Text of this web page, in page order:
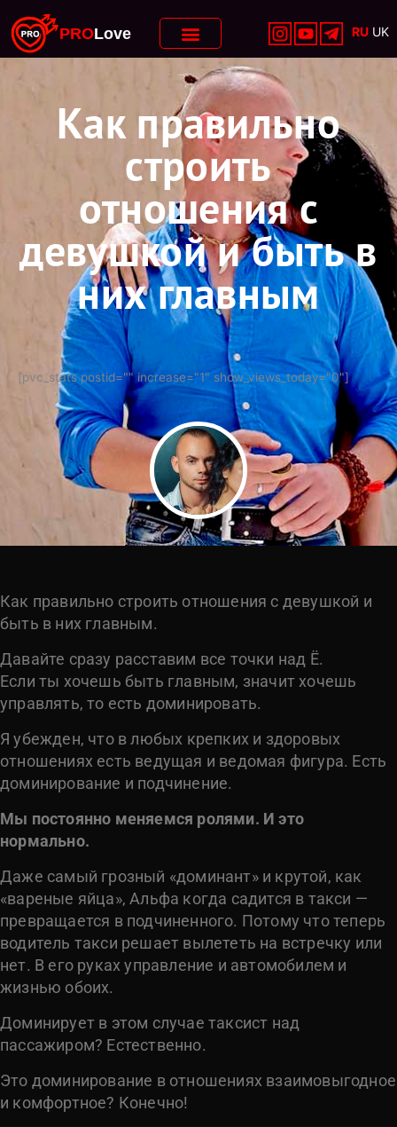
PROLove RU UK
Как правильно
строить
отношения с
девушкой и быть в
них главным
[pvc_stats postid="" increase="1" show_views_today="0"]
Как правильно строить отношения с девушкой и
быть в них главным.
Давайте сразу расставим все точки над Ё.
Если ты хочешь быть главным, значит хочешь
управлять, то есть доминировать.
Я убежден, что в любых крепких и здоровых
отношениях есть ведущая и ведомая фигура. Есть
доминирование и подчинение.
Мы постоянно меняемся ролями. И это
нормально.
Даже самый грозный «доминант» и крутой, как
«вареные яйца», Альфа когда садится в такси —
превращается в подчиненного. Потому что теперь
водитель такси решает вылететь на встречку или
нет. В его руках управление и автомобилем и
жизнью обоих.
Доминирует в этом случае таксист над
пассажиром? Естественно.
Это доминирование в отношениях взаимовыгодное
и комфортное? Конечно!